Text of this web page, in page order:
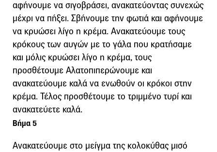
αφήνουμε να σιγοβράσει, ανακατεύοντας συνεχώς
μέχρι να πήξει. Σβήνουμε την φωτιά και αφήνουμε
να κρυώσει λίγο η κρέμα. Ανακατεύουμε τους
κρόκους των αυγών με το γάλα που κρατήσαμε
και μόλις κρυώσει λίγο η κρέμα, τους
προσθέτουμε Αλατοπιπερώνουμε και
ανακατεύουμε καλά να ενωθούν οι κρόκοι στην
κρέμα. Τέλος προσθέτουμε το τριμμένο τυρί και
ανακατεύετε καλά.
Βήμα 5
Ανακατεύουμε στο μείγμα της κολοκύθας μισό